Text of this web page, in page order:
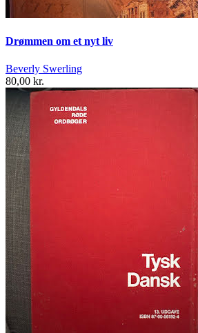
Drømmen om et nyt liv
Beverly Swerling
80,00 kr.